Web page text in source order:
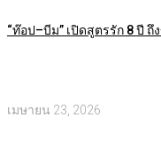
“ท๊อป–บีม” เปิดสูตรรัก 8 ปี
เมษายน 23, 2026